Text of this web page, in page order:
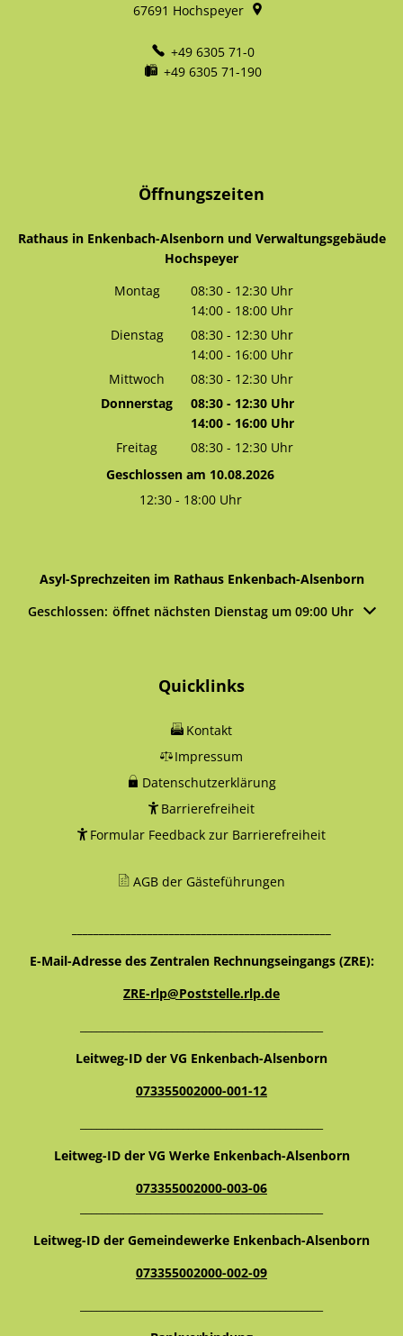
67691 Hochspeyer
+49 6305 71-0
+49 6305 71-190
Öffnungszeiten
Rathaus in Enkenbach-Alsenborn und Verwaltungsgebäude
Hochspeyer
Montag
08:30 - 12:30 Uhr
Von 08:30 bis 12:30 Uhr
14:00 - 18:00 Uhr
Von 14:00 bis 18:00 Uhr
Dienstag 08:30 - 12:30 Uhr
Von 08:30 bis 12:30 Uhr
14:00 - 16:00 Uhr
Von 14:00 bis 16:00 Uhr
Mittwoch 08:30 - 12:30 Uhr
Von 08:30 bis 12:30 Uhr
Donnerstag 08:30- 12:30Uhr
Von 08:30 bis 12:30 Uhr
14:00- 16:00Uhr
Von 14:00 bis 16:00 Uhr
Freitag 08:30 - 12:30 Uhr
Von 08:30 bis 12:30 Uhr
Geschlossen am 10.08.2026
12:30- 18:00Uhr
Asyl-Sprechzeiten im Rathaus Enkenbach-Alsenborn
Klicken, um weitere Öffnungs- oder Schließzeiten
Geschlossen: öffnet nächsten Dienstag um 09:00 Uhr
Quicklinks
Kontakt
Impressum
Datenschutzerklärung
Barrierefreiheit
Formular Feedback zur Barrierefreiheit
AGB der Gästeführungen
E-Mail-Adresse des Zentralen Rechnungseingangs (ZRE):
ZRE-rlp@Poststelle.rlp.de
Leitweg-ID der VG Enkenbach-Alsenborn
073355002000-001-12
Leitweg-ID der VG Werke Enkenbach-Alsenborn
073355002000-003-06
Leitweg-ID der Gemeindewerke Enkenbach-Alsenborn
073355002000-002-09